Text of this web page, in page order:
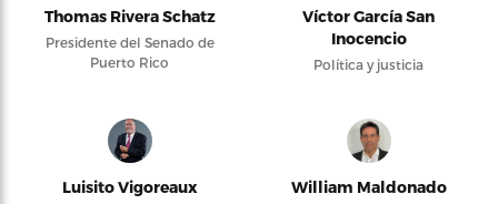
Thomas Rivera Schatz
Presidente del Senado de
Puerto Rico
Víctor García San
Inocencio
Política y justicia
Luisito Vigoreaux William Maldonado